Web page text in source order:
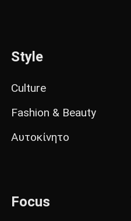
Style
Culture
Fashion & Beauty
Αυτοκίνητο
Focus